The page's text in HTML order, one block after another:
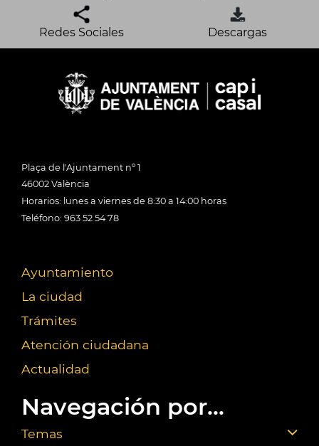
Redes Sociales Descargas
Plaça de l'Ajuntament nº 1
46002 València
Horarios: lunes a viernes de 8:30 a 14:00 horas
Teléfono: 963 52 54 78
Ayuntamiento
La ciudad
Trámites
Atención ciudadana
Actualidad
Navegación por...
Temas